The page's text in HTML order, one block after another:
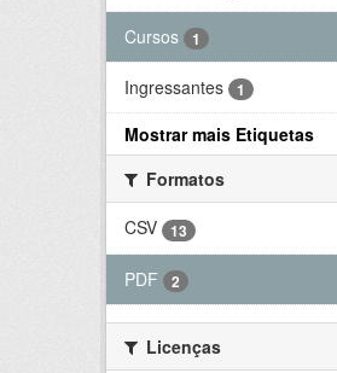
Cursos 1
Ingressantes 1
Mostrar mais Etiquetas
Formatos
CSV
13
PDF 2
Licenças